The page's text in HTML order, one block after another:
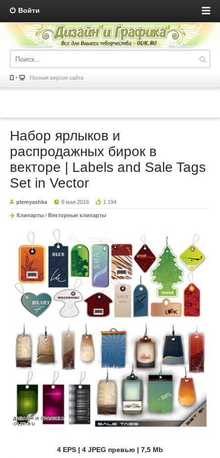
Войти
Полная версия сайта
Набор ярлыков и
распродажных бирок в
векторе | Labels and Sale Tags
Set in Vector
plemyashka 8 мая 2016 1 194
Клипарты / Векторные клипарты
4 EPS | 4 JPEG превью | 7,5 Mb